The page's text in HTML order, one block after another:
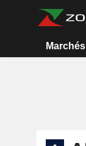
Marchés